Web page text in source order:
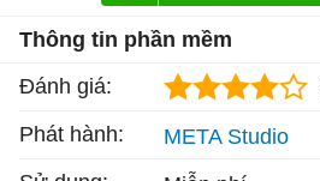
Thông tin phần mềm
Đánh giá:
Phát hành:
META Studio